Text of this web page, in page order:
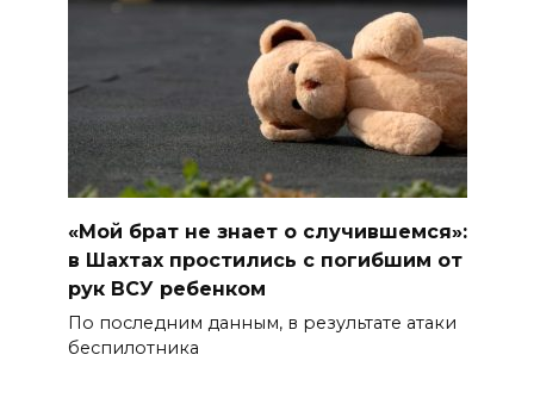
«Мой брат не знает о случившемся»:
в Шахтах простились с погибшим от
рук ВСУ ребенком
По последним данным, в результате атаки
беспилотника